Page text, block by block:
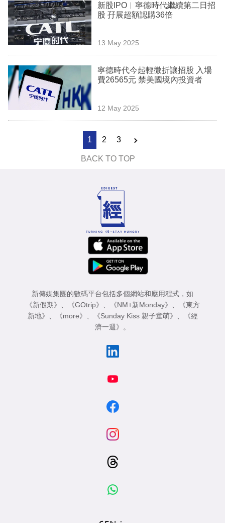
新股IPO︳寧德時代繼續第二日招
股 孖展超額認購36倍
13 May 2025
寧德時代今起輕微折讓招股 入場
費26565元 禁美國境內投資者
12 May 2025
1 2 3
BACK TO TOP
新傳媒集團的數碼平台包括多個網站和應用程式，如
《新假期》 、 《GOtrip》 、 《NM+新Monday》 、
《東方
新地》 、 《more》 、 《Sunday Kiss 親子童萌》 、
《經
濟一週》 。